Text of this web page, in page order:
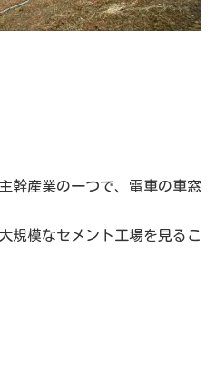
幹産業の一つで、電車の車窓
規模なセメント工場を見るこ